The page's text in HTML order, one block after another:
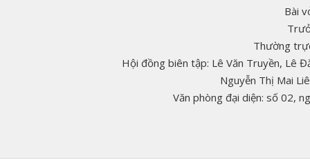
Bài
Thường
Hội đồng biên tập: Lê Văn Truyền, Lê
Nguyễn Thị Mai
Văn phòng đại diện: số 02,